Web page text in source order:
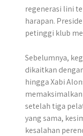
regenerasi lini
harapan.
petinggi klub
Sebelumnya,
dikaitkan
hingga Xabi
setelah tiga
yang sama,
kesalahan